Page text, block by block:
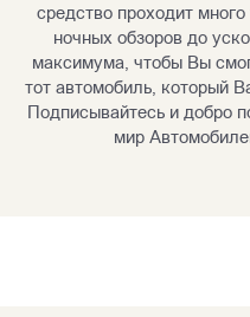
средство проходит много
ночных обзоров до
максимума, чтобы Вы
тот автомобиль, который
Подписывайтесь и добро
мир